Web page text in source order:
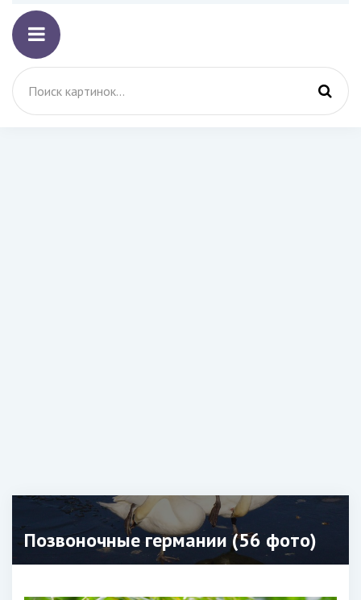
Позвоночные германии (56 фото)